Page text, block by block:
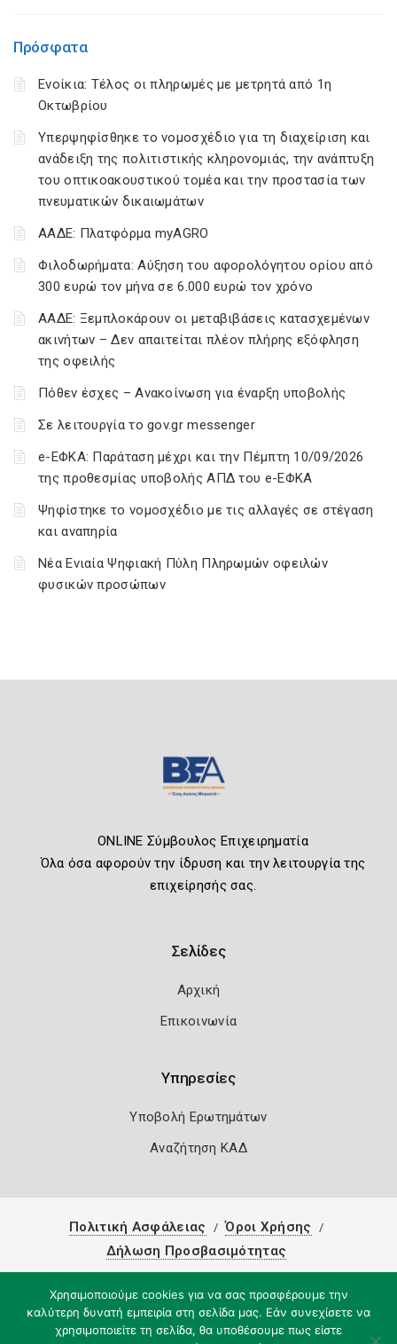
Πρόσφατα
Ενοίκια: Τέλος οι πληρωμές με μετρητά από 1η
Οκτωβρίου
Υπερψηφίσθηκε το νομοσχέδιο για τη διαχείριση και
ανάδειξη της πολιτιστικής κληρονομιάς, την ανάπτυξη
του οπτικοακουστικού τομέα και την προστασία των
πνευματικών δικαιωμάτων
ΑΑΔΕ: Πλατφόρμα myAGRO
Φιλοδωρήματα: Αύξηση του αφορολόγητου ορίου από
300 ευρώ τον μήνα σε 6.000 ευρώ τον χρόνο
ΑΑΔΕ: Ξεμπλοκάρουν οι μεταβιβάσεις κατασχεμένων
ακινήτων – Δεν απαιτείται πλέον πλήρης εξόφληση
της οφειλής
Πόθεν έσχες – Ανακοίνωση για έναρξη υποβολής
Σε λειτουργία το gov.gr messenger
e-ΕΦΚΑ: Παράταση μέχρι και την Πέμπτη 10/09/2026
της προθεσμίας υποβολής ΑΠΔ του e-ΕΦΚΑ
Ψηφίστηκε το νομοσχέδιο με τις αλλαγές σε στέγαση
και αναπηρία
Νέα Ενιαία Ψηφιακή Πύλη Πληρωμών οφειλών
φυσικών προσώπων
ONLINE Σύμβουλος Επιχειρηματία
Όλα όσα αφορούν την ίδρυση και την λειτουργία της
επιχείρησής σας.
Σελίδες
Αρχική
Επικοινωνία
Υπηρεσίες
Υποβολή Ερωτημάτων
Αναζήτηση ΚΑΔ
Πολιτική Ασφάλειας
Όροι Χρήσης
Δήλωση Προσβασιμότητας
Χρησιμοποιούμε cookies για να σας προσφέρουμε την
καλύτερη δυνατή εμπειρία στη σελίδα μας. Εάν συνεχίσετε να
χρησιμοποιείτε τη σελίδα, θα υποθέσουμε πως είστε